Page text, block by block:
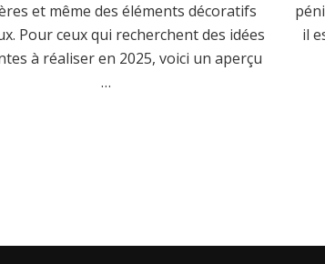
et même des éléments décoratifs
Pour ceux qui recherchent des idées
à réaliser en 2025, voici un aperçu
…
il